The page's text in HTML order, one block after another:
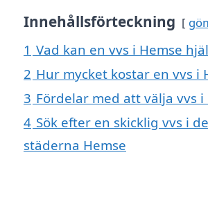
Innehållsförteckning
1 Vad kan en vvs i Hemse
2 Hur mycket kostar en vvs i
3 Fördelar med att välja vvs i
4 Sök efter en skicklig vvs i
städerna Hemse